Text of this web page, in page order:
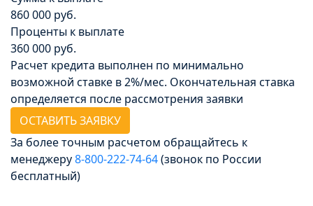
860 000 руб.
Проценты к выплате
360 000 руб.
Расчет кредита выполнен по минимально
возможной ставке в 2%/мес. Окончательная ставка
определяется после рассмотрения заявки
ОСТАВИТЬ ЗАЯВКУ
За более точным расчетом обращайтесь к
менеджеру8‑800‑222‑74‑64(звонок по России
бесплатный)